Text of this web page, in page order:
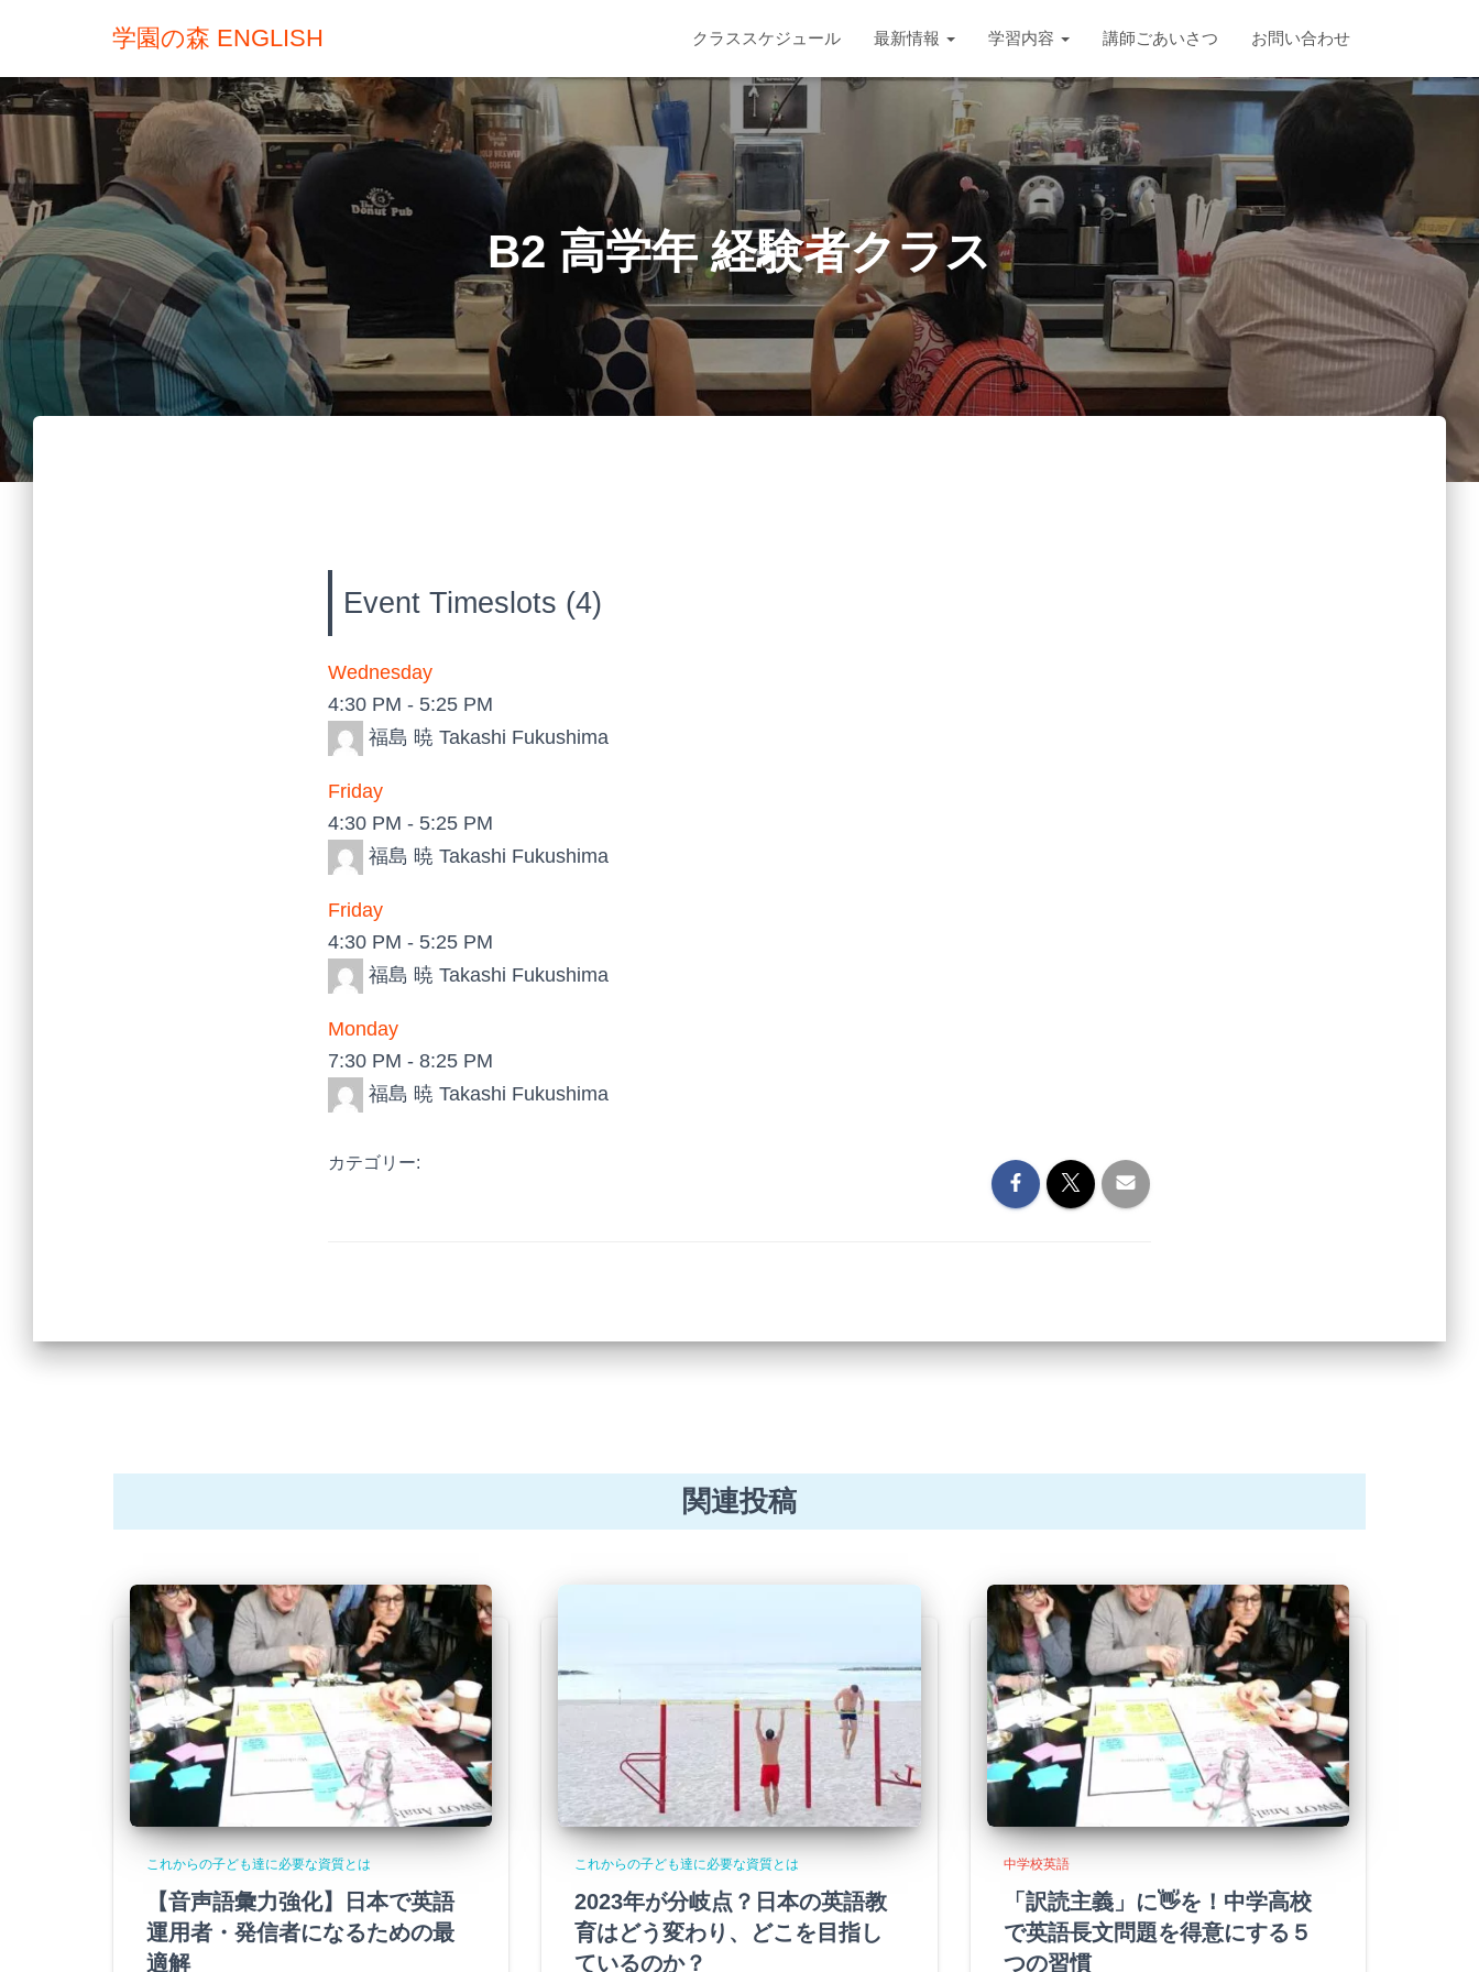
学園の森 ENGLISH クラススケジュール 最新情報 学習内容 講師ごあいさつ お問い合わせ
B2 高学年 経験者クラス
Event Timeslots (4)
Wednesday
4:30 PM - 5:25 PM
福島 暁 Takashi Fukushima
Friday
4:30 PM - 5:25 PM
福島 暁 Takashi Fukushima
Friday
4:30 PM - 5:25 PM
福島 暁 Takashi Fukushima
Monday
7:30 PM - 8:25 PM
福島 暁 Takashi Fukushima
カテゴリー:
関連投稿
これからの子ども達に必要な資質とは
【音声語彙力強化】日本で英語
運用者・発信者になるための最
適解
これからの子ども達に必要な資質とは
2023年が分岐点？日本の英語教
育はどう変わり、どこを目指し
ているのか？
中学校英語
「訳読主義」に👋を！中学高校
で英語長文問題を得意にする５
つの習慣